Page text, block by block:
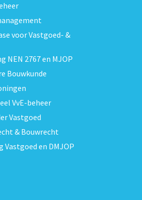
voor Vastgoed- &
NEN 2767 en MJOP
Bouwkunde
VvE-beheer
Vastgoed
& Bouwrecht
Vastgoed en DMJOP